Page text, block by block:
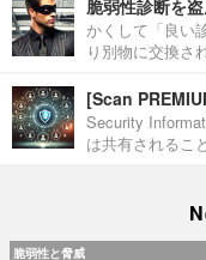
脆弱性診断を
かくして「良い
り別物に交換さ
[Scan
Security
は共有されるこ
脆弱性と脅威